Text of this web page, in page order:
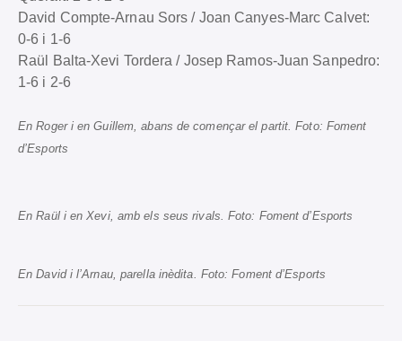
David Compte-Arnau Sors / Joan Canyes-Marc Calvet:
0-6 i 1-6
Raül Balta-Xevi Tordera / Josep Ramos-Juan Sanpedro:
1-6 i 2-6
En Roger i en Guillem, abans de començar el partit. Foto: Foment
d’Esports
En Raül i en Xevi, amb els seus rivals. Foto: Foment d’Esports
En David i l’Arnau, parella inèdita. Foto: Foment d’Esports